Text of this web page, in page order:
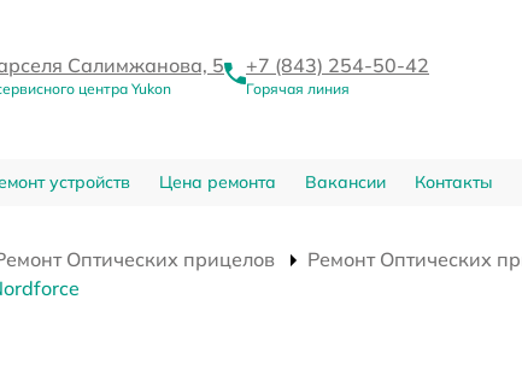
Салимжанова, 5
центра Yukon
+7 (843) 254-50-42
Горячая линия
устройств Цена ремонта Вакансии Контакты
Оптических прицелов
Ремонт Оптических